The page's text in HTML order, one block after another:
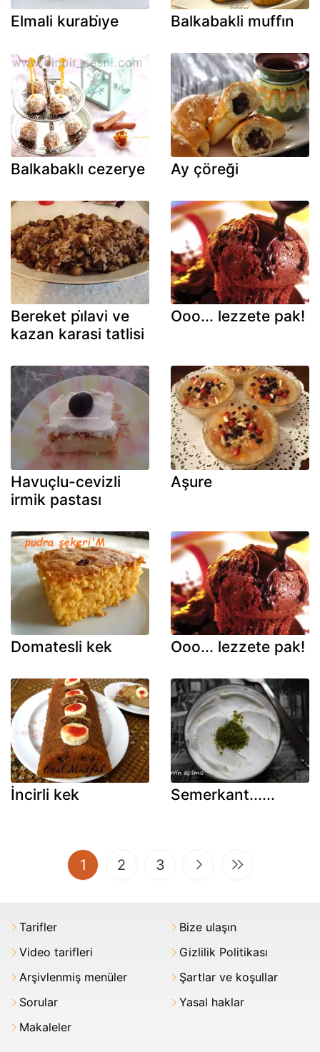
Elmali kurabi̇ye Balkabakli muffi̇n
Balkabaklı cezerye Ay çöreği
Bereket pi̇lavi ve
kazan karasi tatlisi
Ooo... lezzete pak!
Havuçlu-cevizli
irmik pastası
Aşure
Domatesli kek Ooo... lezzete pak!
İncirli kek Semerkant......
1 (current)
2 3
Tarifler
Video tarifleri
Arşivlenmiş menüler
Sorular
Makaleler
Bize ulaşın
Gizlilik Politikası
Şartlar ve koşullar
Yasal haklar